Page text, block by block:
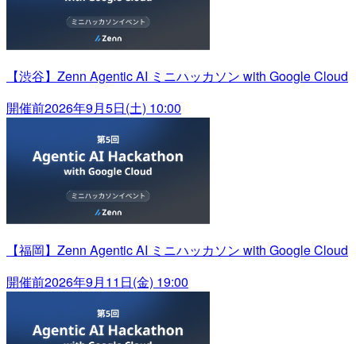
【渋谷】Zenn Agentic AI ミニハッカソン with Google Cloud
開催前2026年9月5日(土) 10:00
【福岡】Zenn Agentic AI ミニハッカソン with Google Cloud
開催前2026年9月11日(金) 19:00